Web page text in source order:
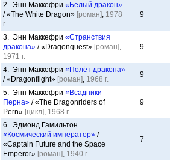
2. Энн Маккефри «Белый дракон»
/ «The White Dragon» [роман], 1978
г.
9
3. Энн Маккефри «Странствия
дракона» / «Dragonquest» [роман],
1971 г.
9
4. Энн Маккефри «Полёт дракона»
/ «Dragonflight» [роман], 1968 г.
9
5. Энн Маккефри «Всадники
Перна» / «The Dragonriders of
Pern» [цикл], 1968 г.
9
6. Эдмонд Гамильтон
«Космический император» /
«Captain Future and the Space
Emperor» [роман], 1940 г.
7